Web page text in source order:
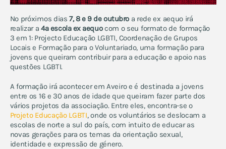
encontro de jovens trans
abraços grátis
escola ex aequo
marchas lgbti e celebrações
do orgulho
ex aequo fm - música e
No próximos dias7, 8 e 9 de outubroa rede ex aequo irá
realizar a4ª escola ex aequocom o seu formato de formação
3 em 1: Projecto Educação LGBTI, Coordenação de Grupos
Locais e Formação para o Voluntariado, uma formação para
jovens que queiram contribuir para a educação e apoio nas
questões LGBTI.
A formação irá acontecer em Aveiro e é destinada a jovens
entre os 16 e 30 anos de idade que queiram fazer parte dos
vários projetos da associação. Entre eles, encontra-se o
Projeto Educação LGBTI, onde os voluntários se deslocam a
escolas de norte a sul do país, com intuito de educar as
novas gerações para os temas da orientação sexual,
identidade e expressão de género.